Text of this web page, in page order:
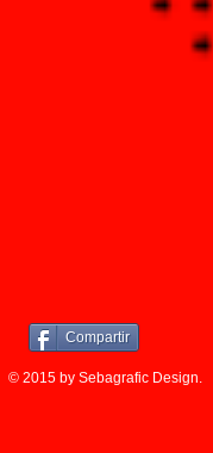
Compartir
© 2015 by Sebagrafic Design.